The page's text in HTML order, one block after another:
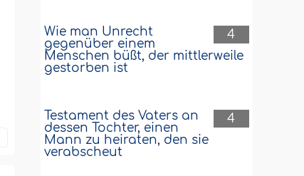
4
Wie man Unrecht
gegenüber einem
Menschen büßt, der mittlerweile
gestorben ist
4
Testament des Vaters an
dessen Tochter, einen
Mann zu heiraten, den sie
verabscheut